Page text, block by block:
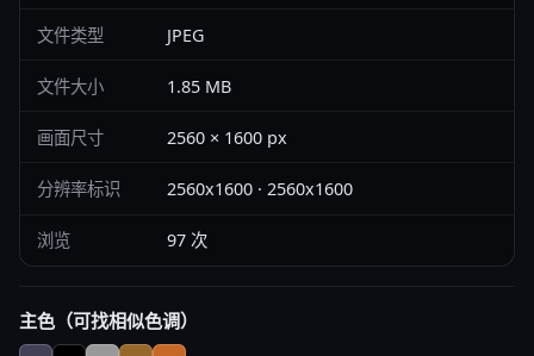
文件类型 JPEG
文件大小 1.85 MB
画面尺寸 2560 × 1600 px
分辨率标识 2560x1600 · 2560x1600
浏览 97 次
主色（可找相似色调）